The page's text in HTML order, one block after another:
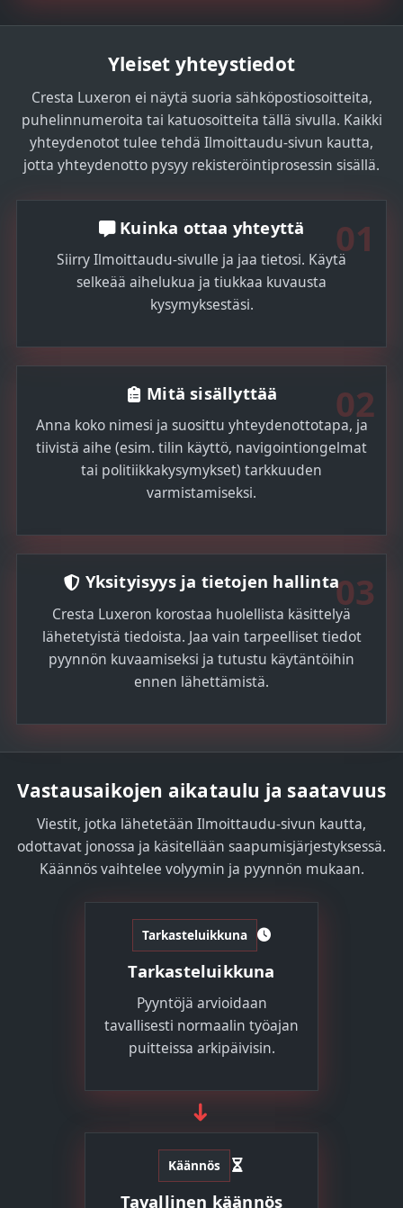
Yleiset yhteystiedot
Cresta Luxeron ei näytä suoria sähköpostiosoitteita,
puhelinnumeroita tai katuosoitteita tällä sivulla. Kaikki
yhteydenotot tulee tehdä Ilmoittaudu-sivun kautta,
jotta yhteydenotto pysyy rekisteröintiprosessin sisällä.
01
Kuinka ottaa yhteyttä
Siirry Ilmoittaudu-sivulle ja jaa tietosi. Käytä
selkeää aihelukua ja tiukkaa kuvausta
kysymyksestäsi.
02
Mitä sisällyttää
Anna koko nimesi ja suosittu yhteydenottotapa, ja
tiivistä aihe (esim. tilin käyttö, navigointiongelmat
tai politiikkakysymykset) tarkkuuden
varmistamiseksi.
03
Yksityisyys ja tietojen hallinta
Cresta Luxeron korostaa huolellista käsittelyä
lähetetyistä tiedoista. Jaa vain tarpeelliset tiedot
pyynnön kuvaamiseksi ja tutustu käytäntöihin
ennen lähettämistä.
Vastausaikojen aikataulu ja saatavuus
Viestit, jotka lähetetään Ilmoittaudu-sivun kautta,
odottavat jonossa ja käsitellään saapumisjärjestyksessä.
Käännös vaihtelee volyymin ja pyynnön mukaan.
Tarkasteluikkuna
Tarkasteluikkuna
Pyyntöjä arvioidaan
tavallisesti normaalin työajan
puitteissa arkipäivisin.
➜
Käännös
Tavallinen käännös